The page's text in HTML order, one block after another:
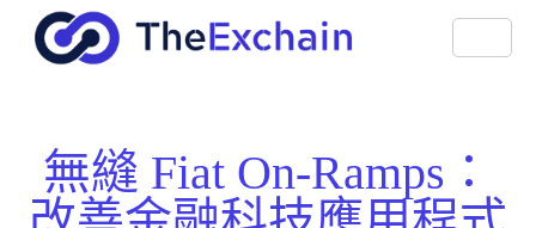
無縫 Fiat On-Ramps：